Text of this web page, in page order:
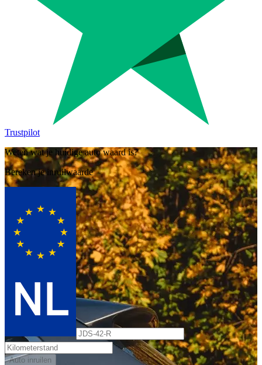
Trustpilot
Weten wat je huidige auto waard is?
Bereken je inruilwaarde
Auto inruilen